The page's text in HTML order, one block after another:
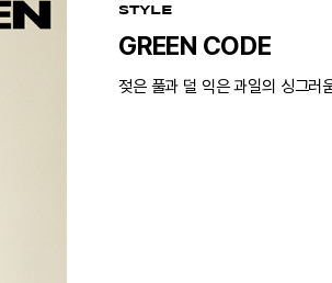
STYLE
GREEN CODE
젖은 풀과 덜 익은 과일의 싱그러